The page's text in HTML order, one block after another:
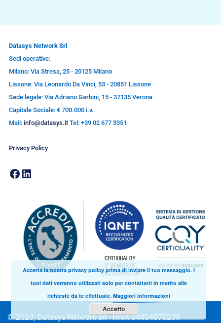
Datasys Network Srl
Sedi operative:
Milano: Via Stresa, 25 - 20125 Milano
Lissone: Via Leonardo Da Vinci, 53 - 20851 Lissone
Sede legale: Via Adriano Garbini, 15 - 37135 Verona
Capitale Sociale: € 700.000 i.v.
Mail: info@datasys.it Tel: +39 02 677 3351
Privacy Policy
© 2023, Datasys Network srl - P.IVA 04404070239
Accetta la nostra privacy policy prima di inviare il tuo messaggio. I
tuoi dati verranno utilizzati solo per contattarti in merito alle
richieste da te effettuate. Maggiori informazioni
Accetto